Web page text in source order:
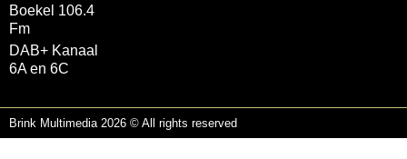
Boekel 106.4
Fm
DAB+ Kanaal
6A en 6C
Brink Multimedia 2026 © All rights reserved